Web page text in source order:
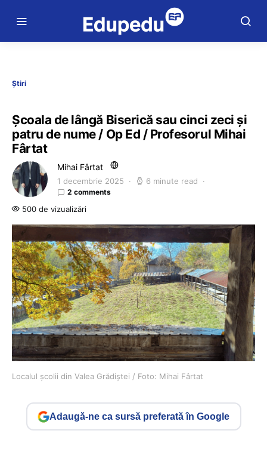
Știri
Școala de lângă Biserică sau cinci zeci și
patru de nume / Op Ed / Profesorul Mihai
Fârtat
Mihai Fârtat
1 decembrie 2025 6 minute read
2 comments
500 de vizualizări
Localul școlii din Valea Grădiștei / Foto: Mihai Fârtat
Adaugă-ne ca sursă preferată în Google